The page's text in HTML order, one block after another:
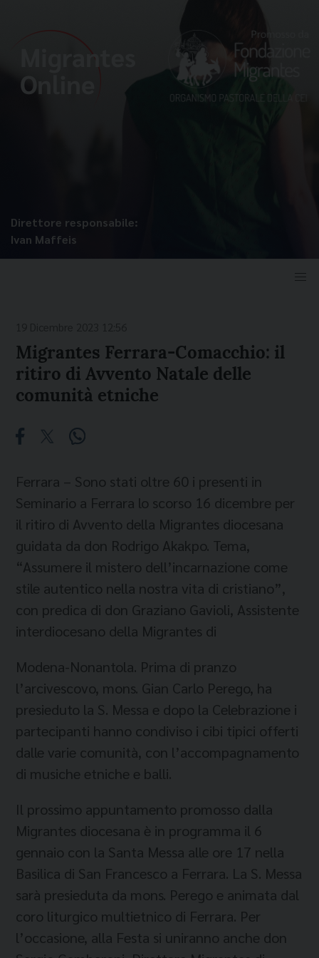
Direttore responsabile:
Ivan Maffeis
Migrantes Ferrara-Comacchio: il
ritiro di Avvento Natale delle
comunità etniche
Ferrara – Sono stati oltre 60 i presenti in
Seminario a Ferrara lo scorso 16 dicembre per
il ritiro di Avvento della Migrantes diocesana
guidata da don Rodrigo Akakpo. Tema,
“Assumere il mistero dell’incarnazione come
stile autentico nella nostra vita di cristiano”,
con predica di don Graziano Gavioli, Assistente
interdiocesano della Migrantes di
Modena-Nonantola. Prima di pranzo
l’arcivescovo, mons. Gian Carlo Perego, ha
presieduto la S. Messa e dopo la Celebrazione i
partecipanti hanno condiviso i cibi tipici offerti
dalle varie comunità, con l’accompagnamento
di musiche etniche e balli.
Il prossimo appuntamento promosso dalla
Migrantes diocesana è in programma il 6
gennaio con la Santa Messa alle ore 17 nella
Basilica di San Francesco a Ferrara. La S. Messa
sarà presieduta da mons. Perego e animata dal
coro liturgico multietnico di Ferrara. Per
l’occasione, alla Festa si uniranno anche don